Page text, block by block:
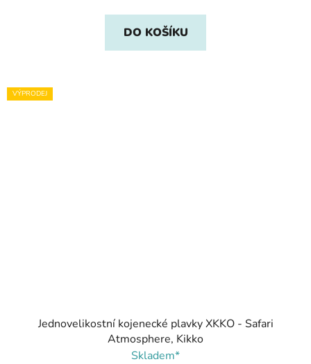
DO KOŠÍKU
VÝPRODEJ
Jednovelikostní kojenecké plavky XKKO - Safari
Atmosphere, Kikko
Skladem*